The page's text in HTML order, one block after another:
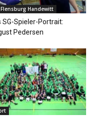
Flensburg Handewitt
SG-Spieler-Portrait:
Pedersen